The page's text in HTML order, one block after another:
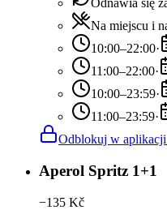
Odnawia się
Na miejscu i
10:00–22:00·
11:00–22:00·
10:00–23:59·
11:00–23:59·
Odblokuj w
Aperol Spritz 1+1
−135 Kč